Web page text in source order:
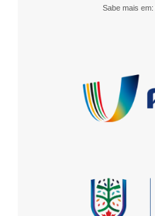
Sabe mais em: